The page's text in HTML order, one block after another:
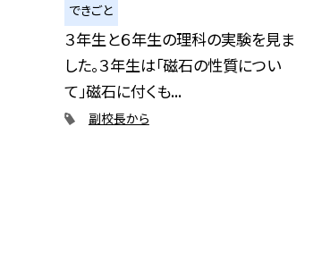
できごと
３年生と６年生の理科の実験を見ま
した。３年生は「磁石の性質につい
て」磁石に付くも...
副校長から